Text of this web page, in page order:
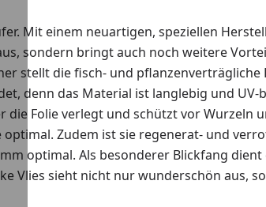
Mit einem neuartigen, speziellen
sondern bringt auch noch weitere
stellt die fisch- und pflanzenverträgliche
denn das Material ist langlebig und UV-
Folie verlegt und schützt vor Wurzeln
Zudem ist sie regenerat- und
optimal. Als besonderer Blickfang
Vlies sieht nicht nur wunderschön aus,